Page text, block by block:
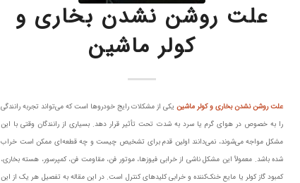
علت روشن نشدن بخاری و
کولر ماشین
علت روشن نشدن بخاری و کولر ماشین یکی از مشکلات رایج خودروها است که می‌تواند تجربه رانندگی
را به خصوص در هوای گرم یا سرد به شدت تحت تأثیر قرار دهد. بسیاری از رانندگان وقتی با این
مشکل مواجه می‌شوند، نمی‌دانند اولین قدم برای تشخیص چیست و چه قطعه‌ای ممکن است خراب
شده باشد. معمولاً این مشکل ناشی از خرابی فیوزها، موتور فن، مقاومت فن، کمپرسور، هسته بخاری،
کمبود گاز کولر یا مایع خنک‌کننده و خرابی کلیدهای کنترل است. در این مقاله به تفصیل هر یک از این